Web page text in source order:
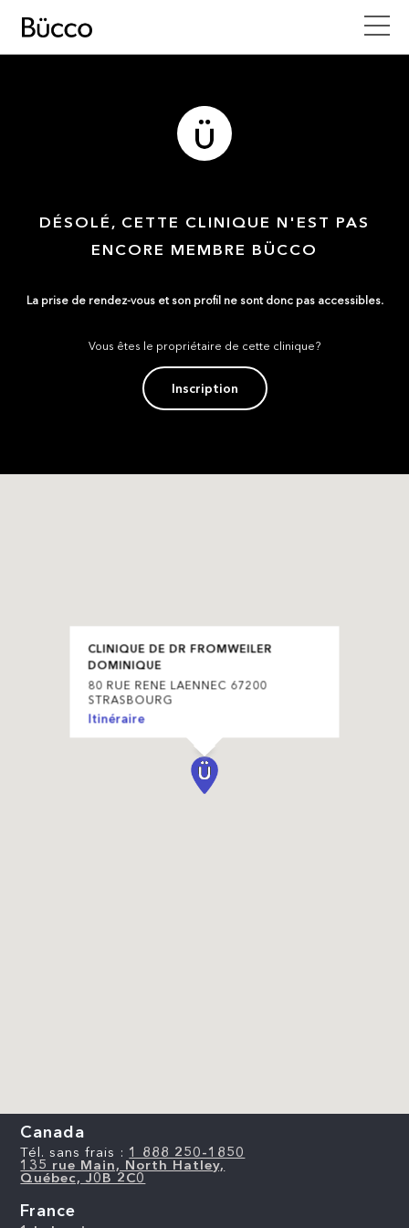
DÉSOLÉ, CETTE CLINIQUE N'EST PAS
ENCORE MEMBRE BÜCCO
La prise de rendez-vous et son profil ne sont donc pas accessibles.
Vous êtes le propriétaire de cette clinique?
Inscription
CLINIQUE DE DR FROMWEILER
DOMINIQUE
80 RUE RENE LAENNEC 67200
STRASBOURG
Itinéraire
Canada
Tél. sans frais : 1 888 250-1850
135 rue Main, North Hatley,
Québec, J0B 2C0
France